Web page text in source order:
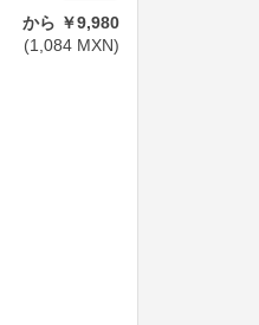
から ￥9,980
(1,084 MXN)